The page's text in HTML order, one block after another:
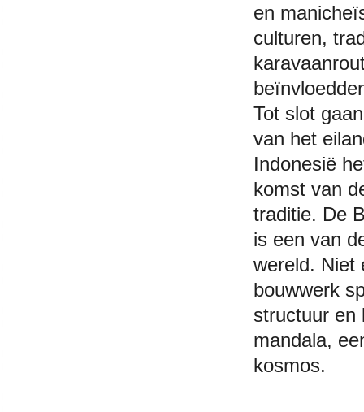
en
culturen,
Tot slot
van het
Indonesië
komst van
traditie. De
is een van
wereld. Niet
bouwwerk
structuur en
mandala,
kosmos.